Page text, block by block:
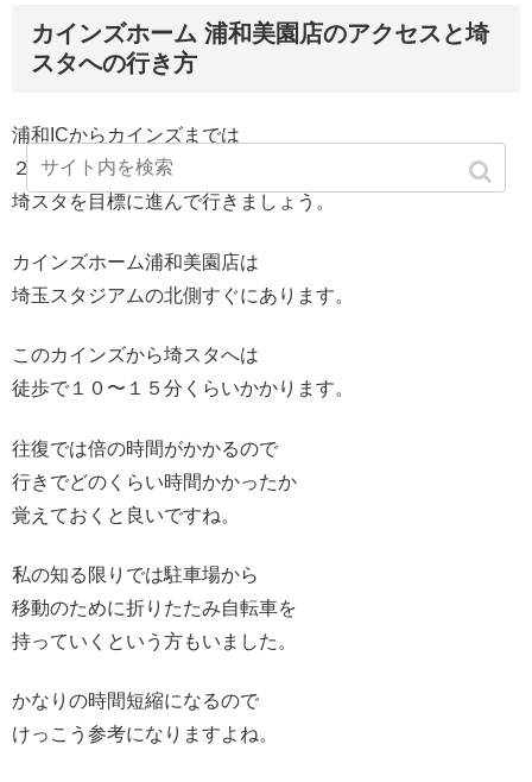
カインズホーム 浦和美園店のアクセスと埼
スタへの行き方
浦和ICからカインズまでは
２〜３キロの距離ですが
埼スタを目標に進んで行きましょう。
カインズホーム浦和美園店は
埼玉スタジアムの北側すぐにあります。
このカインズから埼スタへは
徒歩で１０〜１５分くらいかかります。
往復では倍の時間がかかるので
行きでどのくらい時間かかったか
覚えておくと良いですね。
私の知る限りでは駐車場から
移動のために折りたたみ自転車を
持っていくという方もいました。
かなりの時間短縮になるので
けっこう参考になりますよね。